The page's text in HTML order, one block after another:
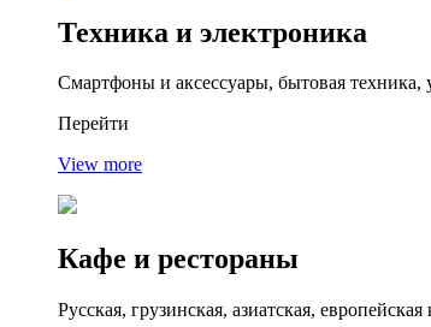
Техника и электроника
Смартфоны и аксессуары, бытовая техника,
Перейти
View more
Кафе и рестораны
Русская, грузинская, азиатская,